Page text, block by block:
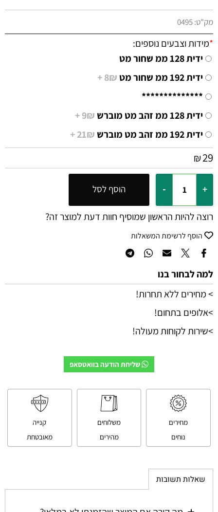
מק"ט:0495
*מידות וצבעים נוספים:
ידית 128 ממ שחור מט
ידית 192 ממ שחור מט
8₪ +
**************
ידית 128 ממ זהב מט מוברש
9₪ +
ידית 192 ממ זהב מט מוברש
21₪ +
₪29
הוסף לסל
רוצה להיות הראשון שמוסיף חוות דעת למוצר זה?
הוסף לרשימת המשאלות
למה לבחור בנו
> מחירים ללא תחרות!
>אלופים בתחום!
>שירות לקוחות מעולה!
שליחת הודעה בוואטסאפ
מחירים
נוחים
משלוחים
מהירים
קנייה
מאובטחת
שאלות תשובות